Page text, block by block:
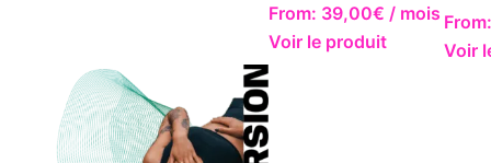
From: 39,00€ / mois
Voir le produit
Voir